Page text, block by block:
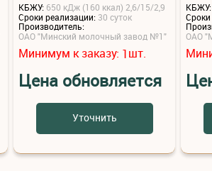
КБЖУ: 650 кДж (160 ккал) 2,6/15/2,9
Сроки реализации: 30 суток
Производитель:
ОАО "Минский молочный завод №1"
Минимум к заказу: 1шт.
Цена обновляется
Уточнить
КБЖУ:
ОАО